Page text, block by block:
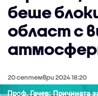
беше
област с
20 септември 2024 18:20